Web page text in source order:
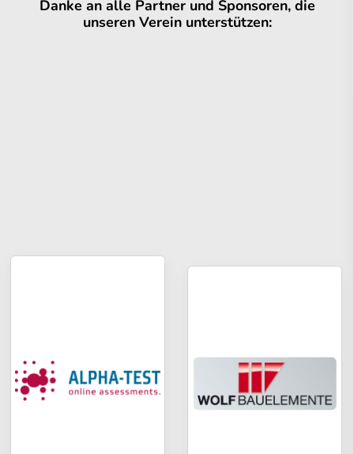
Danke an alle Partner und Sponsoren, die
unseren Verein unterstützen: